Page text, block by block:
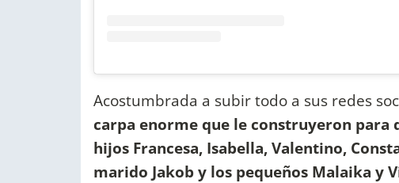
Acostumbrada a subir todo a sus redes
carpa enorme que le construyeron para
hijos Francesa, Isabella, Valentino,
marido Jakob y los pequeños Malaika y